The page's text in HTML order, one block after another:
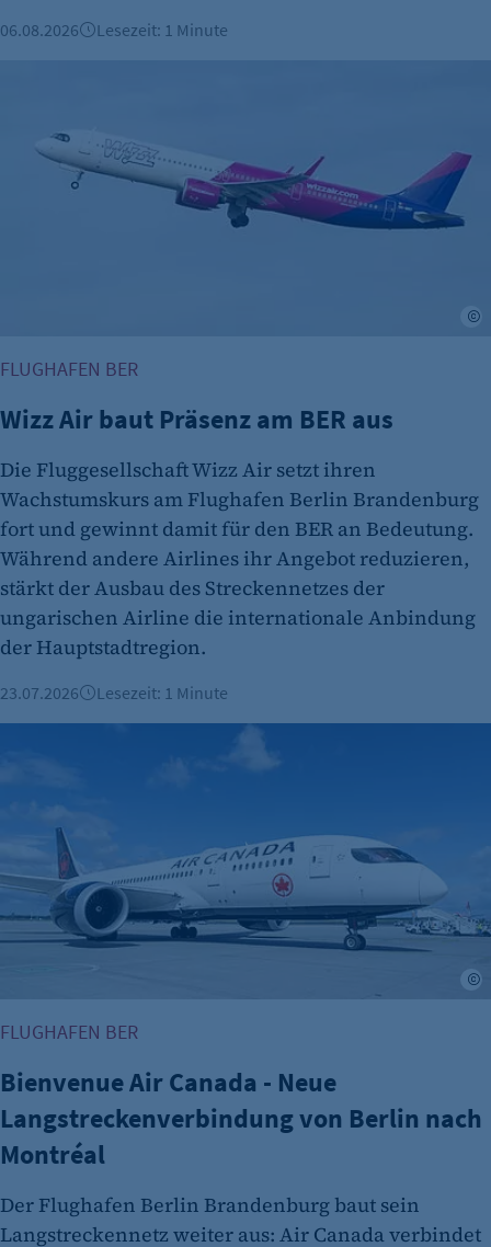
Cookie Erkennung
etracker Analytics
Name:
et_allow_cookies
Cookie Laufzeit:
480 Tage
Name:
isSdEnabled
Anbieter:
etracker GmbH
Zweck:
Erkennung, ob bei dem Besucher die
Cookie Laufzeit:
06.08.2026 Lesezeit: 1 Minute
FLUGHAFEN BER
Wizz Air baut Präsenz am BER aus
Die Fluggesellschaft Wizz Air setzt ihren
Wachstumskurs am Flughafen Berlin Brandenburg
fort und gewinnt damit für den BER an Bedeutung.
Während andere Airlines ihr Angebot reduzieren,
stärkt der Ausbau des Streckennetzes der
ungarischen Airline die internationale Anbindung
der Hauptstadtregion.
23.07.2026 Lesezeit: 1 Minute
Bienvenue Air Canada - Neue Langstreckenverbindung
FLUGHAFEN BER
Bienvenue Air Canada - Neue
Langstreckenverbindung von Berlin nach
Montréal
Der Flughafen Berlin Brandenburg baut sein
Langstreckennetz weiter aus: Air Canada verbindet